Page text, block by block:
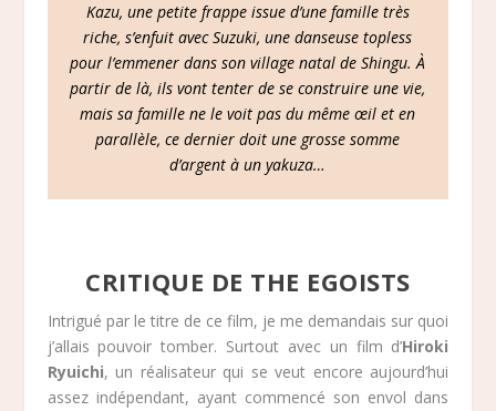
Kazu, une petite frappe issue d’une famille très
riche, s’enfuit avec Suzuki, une danseuse topless
pour l’emmener dans son village natal de Shingu. À
partir de là, ils vont tenter de se construire une vie,
mais sa famille ne le voit pas du même œil et en
parallèle, ce dernier doit une grosse somme
d’argent à un yakuza…
CRITIQUE DE THE EGOISTS
Intrigué par le titre de ce film, je me demandais sur quoi
j’allais pouvoir tomber. Surtout avec un film d’Hiroki
Ryuichi, un réalisateur qui se veut encore aujourd’hui
assez indépendant, ayant commencé son envol dans